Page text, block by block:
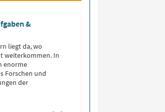
&
liegt da, wo
weiterkommen. In
enorme
Forschen und
der